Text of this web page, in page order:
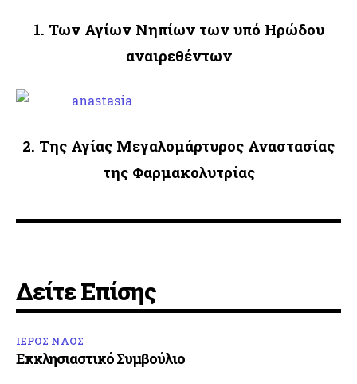
1. Των Αγίων Νηπίων των υπό Ηρώδου
αναιρεθέντων
2. Της Αγίας Μεγαλομάρτυρος Αναστασίας
της Φαρμακολυτρίας
Δείτε Επίσης
ΙΕΡΟΣ ΝΑΟΣ
Εκκλησιαστικό Συμβούλιο